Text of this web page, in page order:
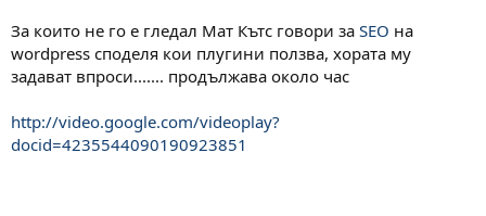
За които не го е гледал Мат Кътс говори за SEO на
wordpress споделя кои плугини ползва, хората му
задават впроси....... продължава около час
http://video.google.com/videoplay?
docid=4235544090190923851